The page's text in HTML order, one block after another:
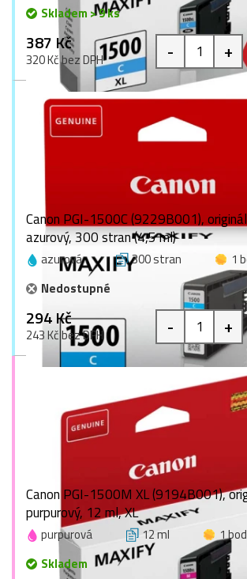
Skladem > 9 ks
387 Kč
320 Kč bez DPH - +
Canon PGI-1500C (9229B001),
azurový, 300 stran (4,5 ml)
azurová 300 stran
1
Nedostupné
294 Kč
243 Kč bez DPH - +
Canon PGI-1500M XL (9194B001),
purpurový, 12 ml, XL
purpurová 12 ml
1 bod
Skladem